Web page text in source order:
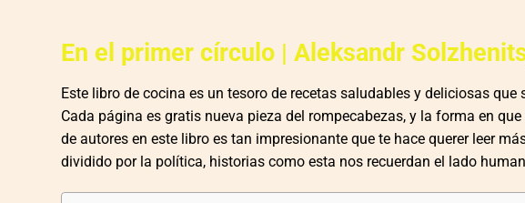
En el primer círculo | Aleksandr
Este libro de cocina es un tesoro de recetas saludables y deliciosas
Cada página es gratis nueva pieza del rompecabezas, y la forma en
de autores en este libro es tan impresionante que te hace querer leer
dividido por la política, historias como esta nos recuerdan el lado